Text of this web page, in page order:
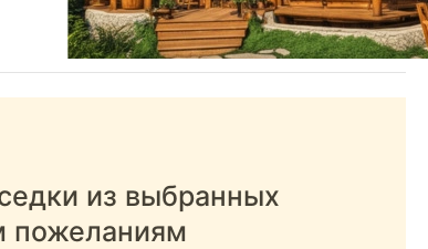
из выбранных
пожеланиям